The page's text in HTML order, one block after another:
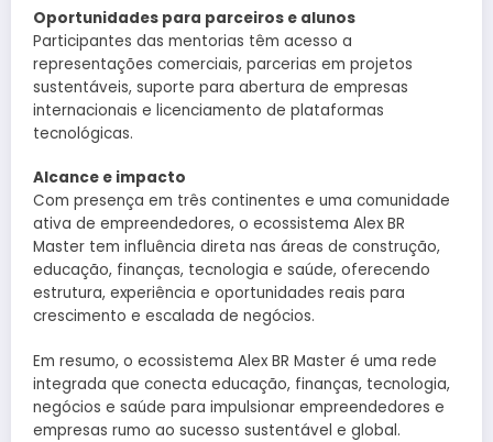
Oportunidades para parceiros e alunos
Participantes das mentorias têm acesso a
representações comerciais, parcerias em projetos
sustentáveis, suporte para abertura de empresas
internacionais e licenciamento de plataformas
tecnológicas.
Alcance e impacto
Com presença em três continentes e uma comunidade
ativa de empreendedores, o ecossistema Alex BR
Master tem influência direta nas áreas de construção,
educação, finanças, tecnologia e saúde, oferecendo
estrutura, experiência e oportunidades reais para
crescimento e escalada de negócios.
Em resumo, o ecossistema Alex BR Master é uma rede
integrada que conecta educação, finanças, tecnologia,
negócios e saúde para impulsionar empreendedores e
empresas rumo ao sucesso sustentável e global.